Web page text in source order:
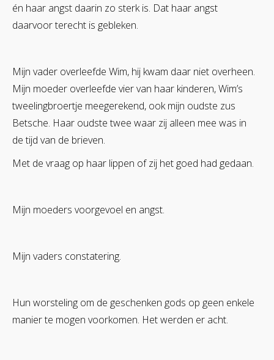
én haar angst daarin zo sterk is. Dat haar angst
daarvoor terecht is gebleken.
Mijn vader overleefde Wim, hij kwam daar niet overheen.
Mijn moeder overleefde vier van haar kinderen, Wim’s
tweelingbroertje meegerekend, ook mijn oudste zus
Betsche. Haar oudste twee waar zij alleen mee was in
de tijd van de brieven.
Met de vraag op haar lippen of zij het goed had gedaan.
Mijn moeders voorgevoel en angst.
Mijn vaders constatering.
Hun worsteling om de geschenken gods op geen enkele
manier te mogen voorkomen. Het werden er acht.